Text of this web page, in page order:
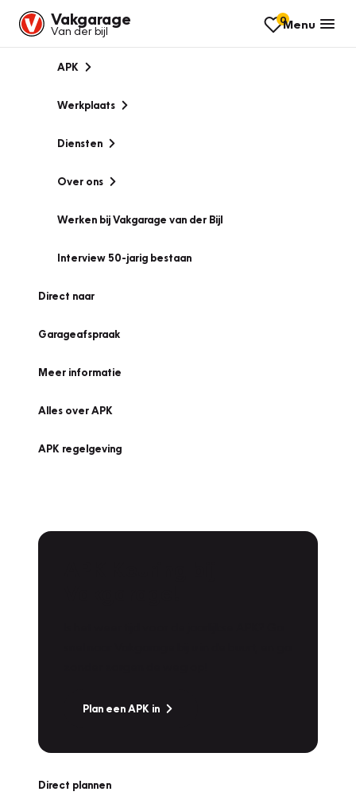
Vakgarage
Van der bijl
0Menu
APK
Werkplaats
Diensten
Over ons
Werken bij Vakgarage van der Bijl
Interview 50-jarig bestaan
Direct naar
Garageafspraak
Meer informatie
Alles over APK
APK regelgeving
Plan een APK in
Direct plannen